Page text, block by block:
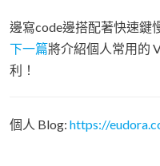
邊寫code邊搭配著快速鍵
下一篇將介紹個人常用的
利！
個人 Blog: https://